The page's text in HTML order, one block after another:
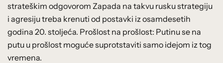
strateškim odgovorom Zapada na takvu rusku strategiju
i agresiju treba krenuti od postavki iz osamdesetih
godina 20. stoljeća. Prošlost na prošlost: Putinu se na
putu u prošlost moguće suprotstaviti samo idejom iz tog
vremena.